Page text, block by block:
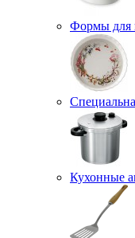
Формы для
Кухонные